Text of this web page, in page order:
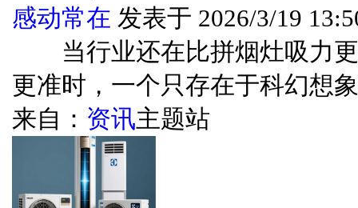
感动常在 发表于 2026/3/19
当行业还在比拼烟灶吸力更
更准时，一个只存在于科幻想
来自： 资讯主题站